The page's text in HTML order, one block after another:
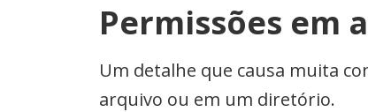
Permissões em
Um detalhe que causa muita
arquivo ou em um diretório.